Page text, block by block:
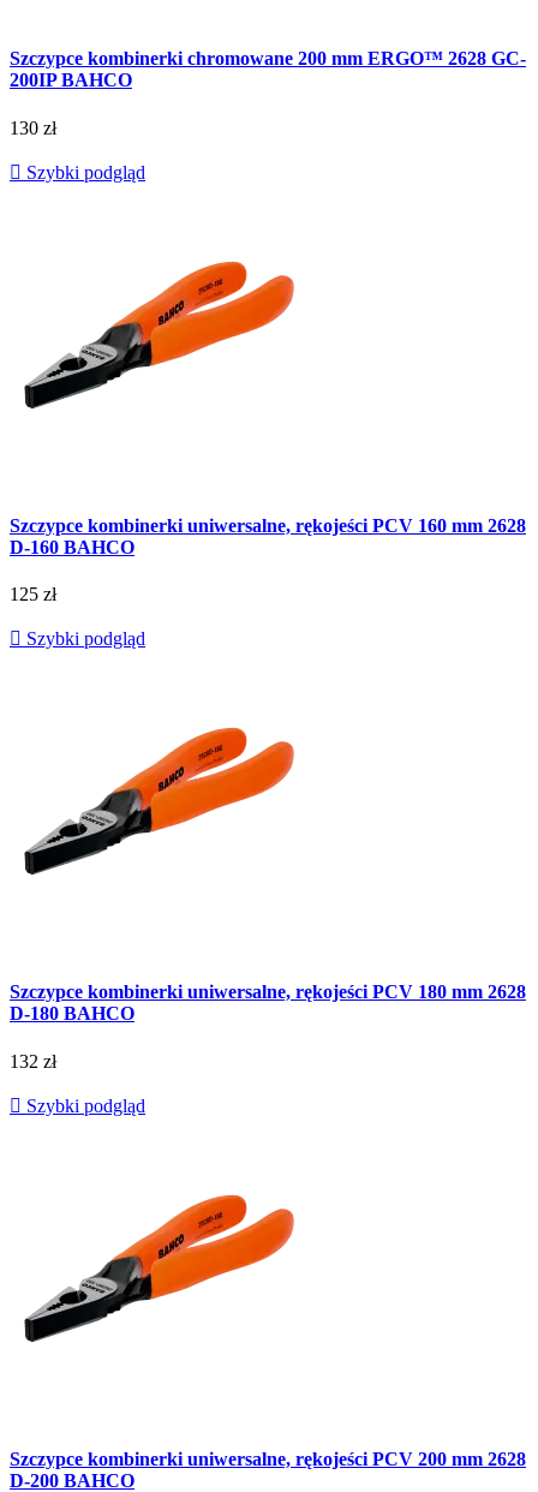
Szczypce kombinerki chromowane 200 mm ERGO™ 2628 GC-
200IP BAHCO
130 zł
 Szybki podgląd
Szczypce kombinerki uniwersalne, rękojeści PCV 160 mm 2628
D-160 BAHCO
125 zł
 Szybki podgląd
Szczypce kombinerki uniwersalne, rękojeści PCV 180 mm 2628
D-180 BAHCO
132 zł
 Szybki podgląd
Szczypce kombinerki uniwersalne, rękojeści PCV 200 mm 2628
D-200 BAHCO